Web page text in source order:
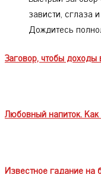
зависти, сглаза
Дождитесь
Заговор, чтобы
Любовный напиток. Как
Известное гадание на